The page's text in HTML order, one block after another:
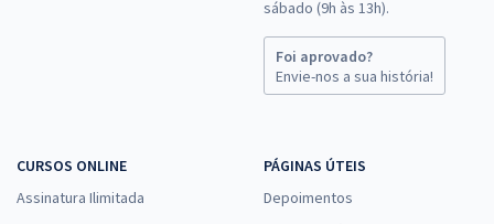
sábado (9h às 13h).
Foi aprovado?
Envie-nos a sua história!
CURSOS ONLINE
Assinatura Ilimitada
PÁGINAS ÚTEIS
Depoimentos